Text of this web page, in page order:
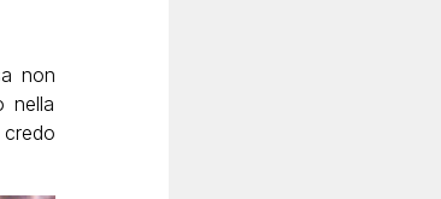
non
nella